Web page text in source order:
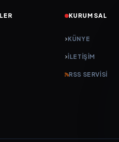
KURUMSAL
KÜNYE
İLETIŞIM
RSS SERVISI